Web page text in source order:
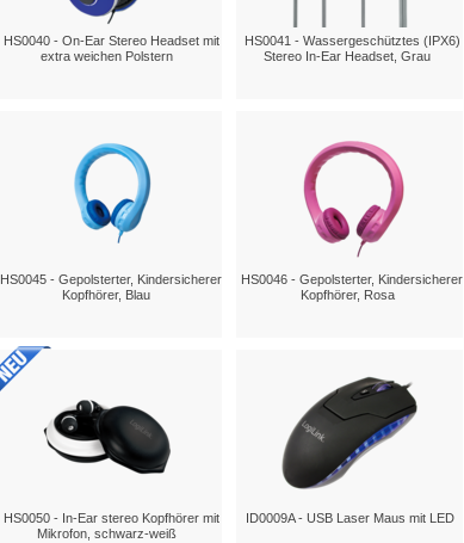
HS0040 - On-Ear Stereo Headset mit
extra weichen Polstern
HS0041 - Wassergeschütztes (IPX6)
Stereo In-Ear Headset, Grau
HS0045 - Gepolsterter, Kindersicherer
Kopfhörer, Blau
HS0046 - Gepolsterter, Kindersicherer
Kopfhörer, Rosa
HS0050 - In-Ear stereo Kopfhörer mit
Mikrofon, schwarz-weiß
ID0009A - USB Laser Maus mit LED